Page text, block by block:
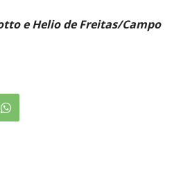
e Helio de Freitas/Campo